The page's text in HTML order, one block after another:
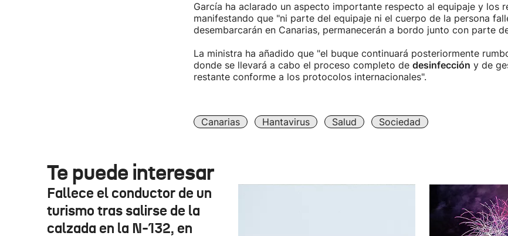
García ha aclarado un aspecto importante respecto al equipaje y los
manifestando que "ni parte del equipaje ni el cuerpo de la persona
desembarcarán en Canarias, permanecerán a bordo junto con parte
La ministra ha añadido que "el buque continuará posteriormente
donde se llevará a cabo el proceso completo de desinfección y de
restante conforme a los protocolos internacionales".
Canarias Hantavirus Salud Sociedad
Te puede interesar
Fallece el conductor de un
turismo tras salirse de la
calzada en la N-132, en